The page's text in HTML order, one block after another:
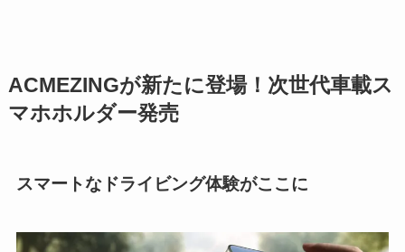
ACMEZINGが新たに登場！次世代車載ス
マホホルダー発売
スマートなドライビング体験がここに